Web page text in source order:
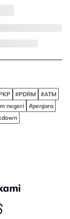
#PDRM
#ATM
negeri
#penjara